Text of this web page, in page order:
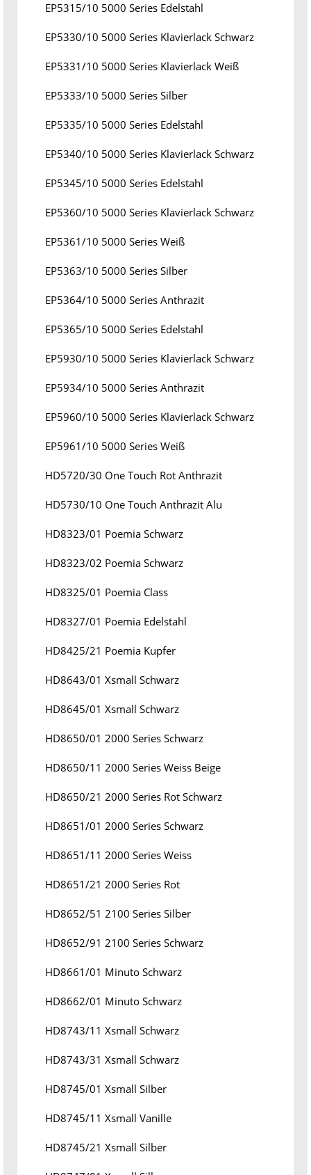
EP5315/10 5000 Series Edelstahl
EP5330/10 5000 Series Klavierlack Schwarz
EP5331/10 5000 Series Klavierlack Weiß
EP5333/10 5000 Series Silber
EP5335/10 5000 Series Edelstahl
EP5340/10 5000 Series Klavierlack Schwarz
EP5345/10 5000 Series Edelstahl
EP5360/10 5000 Series Klavierlack Schwarz
EP5361/10 5000 Series Weiß
EP5363/10 5000 Series Silber
EP5364/10 5000 Series Anthrazit
EP5365/10 5000 Series Edelstahl
EP5930/10 5000 Series Klavierlack Schwarz
EP5934/10 5000 Series Anthrazit
EP5960/10 5000 Series Klavierlack Schwarz
EP5961/10 5000 Series Weiß
HD5720/30 One Touch Rot Anthrazit
HD5730/10 One Touch Anthrazit Alu
HD8323/01 Poemia Schwarz
HD8323/02 Poemia Schwarz
HD8325/01 Poemia Class
HD8327/01 Poemia Edelstahl
HD8425/21 Poemia Kupfer
HD8643/01 Xsmall Schwarz
HD8645/01 Xsmall Schwarz
HD8650/01 2000 Series Schwarz
HD8650/11 2000 Series Weiss Beige
HD8650/21 2000 Series Rot Schwarz
HD8651/01 2000 Series Schwarz
HD8651/11 2000 Series Weiss
HD8651/21 2000 Series Rot
HD8652/51 2100 Series Silber
HD8652/91 2100 Series Schwarz
HD8661/01 Minuto Schwarz
HD8662/01 Minuto Schwarz
HD8743/11 Xsmall Schwarz
HD8743/31 Xsmall Schwarz
HD8745/01 Xsmall Silber
HD8745/11 Xsmall Vanille
HD8745/21 Xsmall Silber